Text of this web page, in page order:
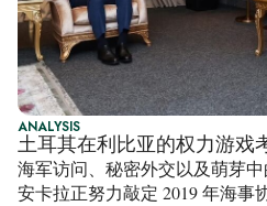
ANALYSIS
土耳其在利比亚的权力游戏
海军访问、秘密外交以及萌芽
安卡拉正努力敲定 2019 年海事